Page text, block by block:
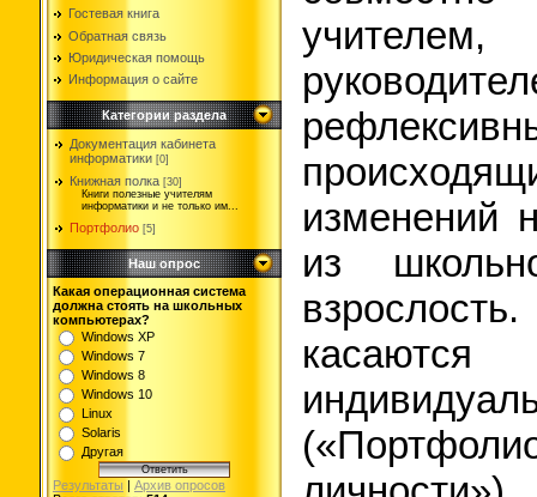
Гостевая книга
Обратная связь
Юридическая помощь
Информация о сайте
Категории раздела
Документация кабинета
информатики [0]
Книжная полка [30]
Книги полезные учителям
информатики и не только им...
Портфолио [5]
Наш опрос
Какая операционная система
должна стоять на школьных
компьютерах?
Windows XP
Windows 7
Windows 8
Windows 10
Linux
Solaris
Другая
Результаты | Архив опросов
изменений
из